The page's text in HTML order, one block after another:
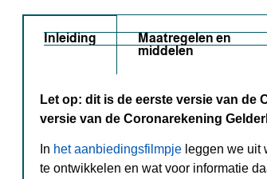
Inleiding
Maatregelen en
middelen
Let op: dit is de eerste versie van de
versie van de Coronarekening
In het aanbiedingsfilmpje leggen we uit
te ontwikkelen en wat voor informatie